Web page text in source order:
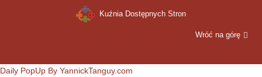
Kuźnia Dostępnych Stron
Wróć na górę
Daily PopUp By YannickTanguy.com